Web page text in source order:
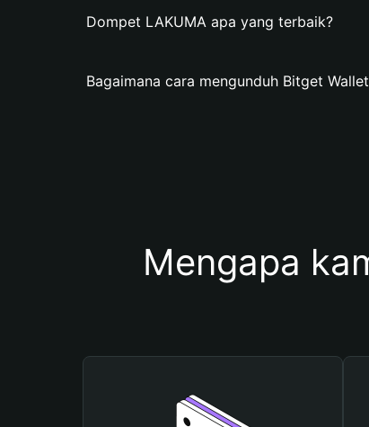
Dompet LAKUMA apa yang terbaik?
Bagaimana cara mengunduh Bitget
Mengapa